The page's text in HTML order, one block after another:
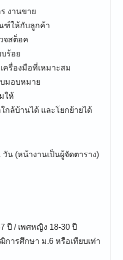
งานขาย
ฑ์ให้กับลูกค้า
จสต็อค
บร้อย
ครื่องมือที่เหมาะสม
มอบหมาย
ให้
กล้บ้านได้ และโยกย้ายได้
น (หน้างานเป็นผู้จัดตาราง)
ปี / เพศหญิง 18-30 ปี
การศึกษา ม.6 หรือเทียบเท่า